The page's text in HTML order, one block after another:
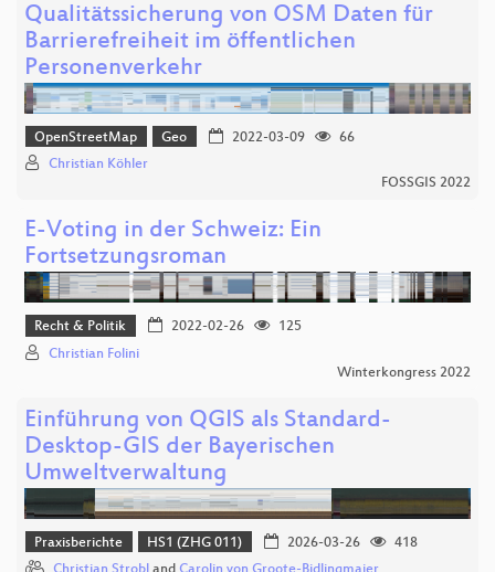
Qualitätssicherung von OSM Daten für
Barrierefreiheit im öffentlichen
Personenverkehr
OpenStreetMap Geo 2022-03-09
66
Christian Köhler
FOSSGIS 2022
E-Voting in der Schweiz: Ein
Fortsetzungsroman
Recht & Politik 2022-02-26
125
Christian Folini
Winterkongress 2022
Einführung von QGIS als Standard-
Desktop-GIS der Bayerischen
Umweltverwaltung
Praxisberichte HS1 (ZHG 011) 2026-03-26
418